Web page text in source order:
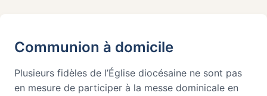
Horaires des messes
Communion à domicile
Plusieurs fidèles de l’Église diocésaine ne sont pas
en mesure de participer à la messe dominicale en